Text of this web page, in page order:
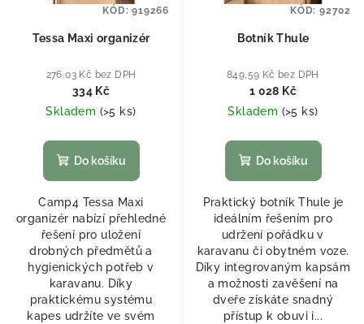
Tessa Maxi organizér
276,03 Kč bez DPH
334 Kč
Skladem (>5 ks)
Do košíku
Camp4 Tessa Maxi
organizér nabízí přehledné
řešení pro uložení
drobných předmětů a
hygienických potřeb v
karavanu. Díky
praktickému systému
kapes udržíte ve svém
KÓD:919266
Botník Thule
849,59 Kč bez DPH
1 028 Kč
Skladem (>5 ks)
Do košíku
Praktický botník Thule je
ideálním řešením pro
udržení pořádku v
karavanu či obytném voze.
Díky integrovaným kapsám
a možnosti zavěšení na
dveře získáte snadný
přístup k obuvi i...
KÓD: 92702